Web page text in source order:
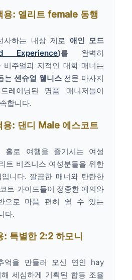
용: 엘리트 female 동행
사하는 내상 제로 애인 모드
Experience)를 완벽히
비주얼과 지적인 대화 매너는
는센슈얼 웰니스전문 마사지
레이닝된 명품 매니저들이
합니다.
용: 댄디 Male 에스코트
홀로 여행을 즐기시는 여성
트 비즈니스 여성분들을 위한
니다. 깔끔한 매너와 탄탄한
트 가이드들이 정중한 예의와
으로 마음 편히 쉴 수 있는
다.
: 특별한 2:2 하모니
억을 만들러 오신 연인 hay
세심하게 기획된 합동 조율